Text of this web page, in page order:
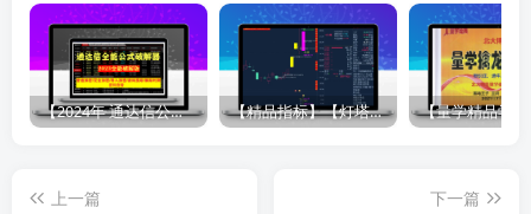
【2024年 通达信公式解密器全能版】通达信指标公式密码解密器，全能版（无需卡密，不限电脑）原创独家 【精品指标】【灯塔竞价 七宝妙树 资金1号 龙年1号池】四合一完整版（众筹系列）
上一篇
下一篇